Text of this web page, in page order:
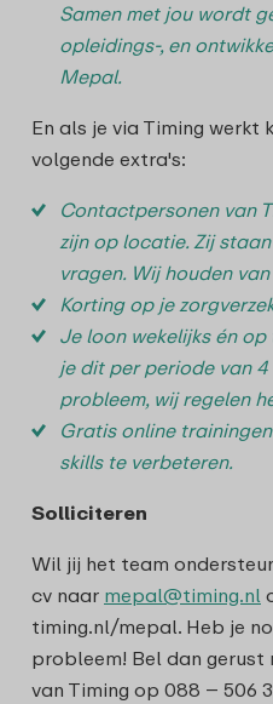
Samen met jou wordt
opleidings-, en
Mepal.
En als je via Timing werkt
volgende extra's:
Contactpersonen van
zijn op locatie. Zij
vragen. Wij houden
Korting op je
Je loon wekelijks én
je dit per periode van
probleem, wij regelen
Gratis online
skills te verbeteren.
Solliciteren
Wil jij het team
cv naar mepal@timing.nl
timing.nl/mepal. Heb je
probleem! Bel dan
van Timing op 088 – 506